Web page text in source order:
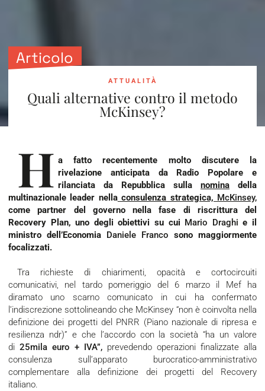
Articolo
ATTUALITÀ
Quali alternative contro il metodo
McKinsey?
H a fatto recentemente molto discutere la
rivelazione anticipata da Radio Popolaree
rilanciata da Repubblica sulla nomina della
multinazionale leader nellaconsulenza strategica, McKinsey,
come partner del governo nella fase di riscrittura del
Recovery Plan, uno degli obiettivi su cui Mario Draghie il
ministro dell’Economia Daniele Franco sono maggiormente
focalizzati.
Tra richieste di chiarimenti, opacità e cortocircuiti
comunicativi, nel tardo pomeriggio del 6 marzo il Mef ha
diramato uno scarno comunicato in cui ha confermato
l’indiscrezione sottolineando che McKinsey “non è coinvolta nella
definizione dei progetti del PNRR (Piano nazionale di ripresa e
resilienza ndr)” e che l’accordo con la società “ha un valore
di 25mila euro + IVA”, prevedendo operazioni finalizzate alla
consulenza sull’apparato burocratico-amministrativo
complementare alla definizione dei progetti del Recovery
italiano.